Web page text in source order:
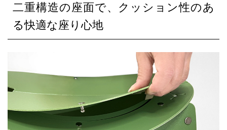
二重構造の座面で、クッション性のあ
る快適な座り心地